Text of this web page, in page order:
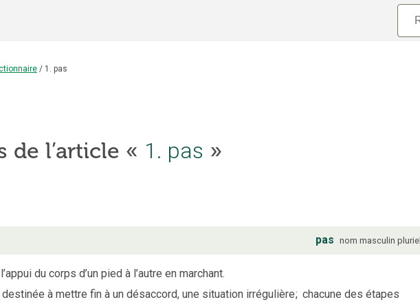
/ 1. pas
de l’article « 1. pas »
pas nom masculin pluriel
du corps d’un pied à l’autre en marchant.
à mettre fin à un désaccord, une situation irrégulière; chacune des étapes